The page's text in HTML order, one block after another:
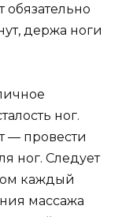
обязательно
держа ноги
ног.
— провести
ног. Следует
каждый
массажа